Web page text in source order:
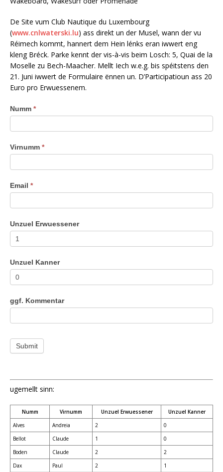
De Site vum Club Nautique du Luxembourg
(www.cnlwaterski.lu) ass direkt un der Musel, wann der vu
Réimech kommt, hannert dem Hein lénks eran iwwert eng
kleng Bréck. Parke kennt der vis-à-vis beim Losch: 5, Quai de la
Moselle zu Bech-Maacher. Mellt Iech w.e.g. bis spéitstens den
21. Juni iwwert de Formulaire ënnen un. D’Participatioun ass 20
Euro pro Erwuessenem.
Grillfest
2025
Numm *
Virnumm *
Email *
Unzuel Erwuessener
Unzuel Kanner
ggf. Kommentar
Submit
ugemellt sinn:
Numm Virnumm Unzuel Erwuessener
Unzuel Kanner
Alves
Andreia 2
0
Bellot
Claude 1
0
Boden
Claude 2
2
Dax
Paul 2
1